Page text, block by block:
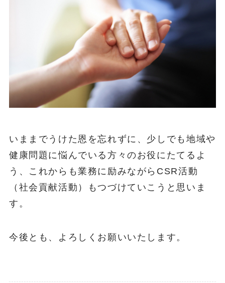
いままでうけた恩を忘れずに、少しでも地域や
健康問題に悩んでいる方々のお役にたてるよ
う、これからも業務に励みながらCSR活動
（社会貢献活動）もつづけていこうと思いま
す。
今後とも、よろしくお願いいたします。